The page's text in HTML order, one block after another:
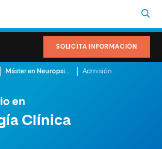
SOLICITA INFORMACIÓN
Máster en Neuropsicología Online Admisión
en
Clínica